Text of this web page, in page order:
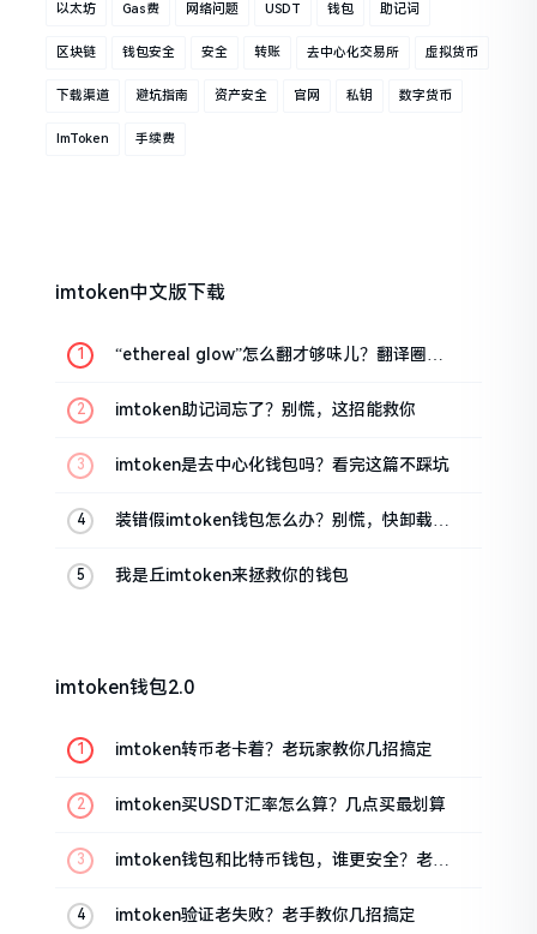
以太坊 Gas费 网络问题 USDT 钱包 助记词
区块链 钱包安全 安全 转账 去中心化交易所 虚拟货币
下载渠道 避坑指南 资产安全 官网 私钥 数字货币
ImToken 手续费
imtoken中文版下载
“ethereal glow”怎么翻才够味儿？翻译圈老
imtoken助记词忘了？别慌，这招能救你
imtoken是去中心化钱包吗？看完这篇不踩坑
装错假imtoken钱包怎么办？别慌，快卸载，
我是丘imtoken来拯救你的钱包
imtoken钱包2.0
imtoken转币老卡着？老玩家教你几招搞定
imtoken买USDT汇率怎么算？几点买最划算
imtoken钱包和比特币钱包，谁更安全？老玩
imtoken验证老失败？老手教你几招搞定